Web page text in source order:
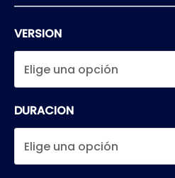
VERSION
DURACION